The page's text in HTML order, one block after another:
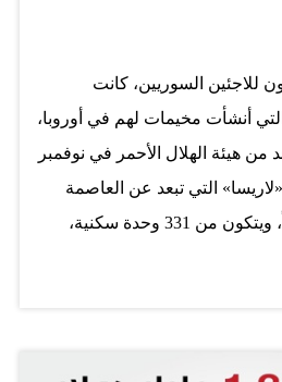
للاجئين السوريين، كانت
أنشأت مخيمات لهم في أوروبا،
من هيئة الهلال الأحمر في نوفمبر
التي تبعد عن العاصمة
اليونانية أثينا 360 كيلومتراً، ويتكون من 331 وحدة سكنية،